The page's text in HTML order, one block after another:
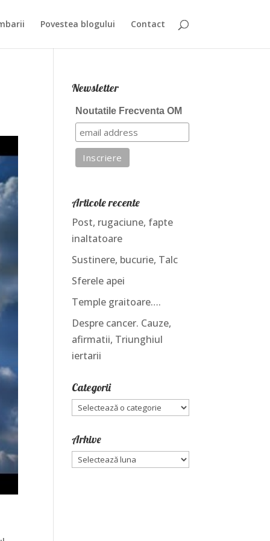
Povestea blogului Contact
Newsletter
Noutatile Frecventa OM
Articole recente
Post, rugaciune, fapte
inaltatoare
Sustinere, bucurie, Talc
Sferele apei
Temple graitoare….
Despre cancer. Cauze,
afirmatii, Triunghiul
iertarii
Categorii
Categorii
Arhive
Arhive